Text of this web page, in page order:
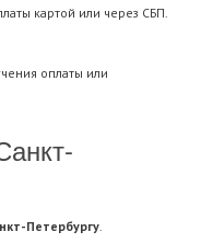
картой или через СБП.
оплаты или
Петербургу.